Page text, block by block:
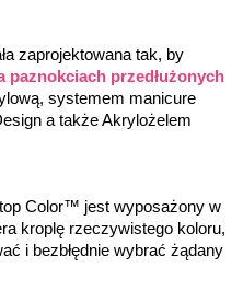
zaprojektowana tak, by
paznokciach przedłużonych
systemem manicure
a także Akrylożelem
kroplę rzeczywistego koloru,
i bezbłędnie wybrać żądany